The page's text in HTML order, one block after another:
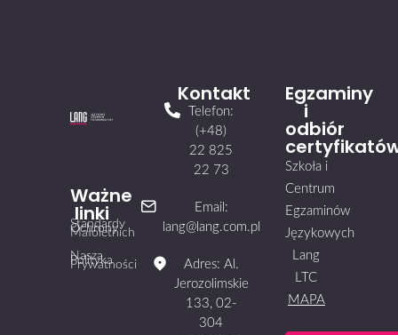
Ważne
linki
Standardy
Ochrony
Małoletnich
Nasza
Polityka
Prywatności
Kontakt
Telefon:
(+48)
22 825
22 73
Email:
lang@lang.com.pl
Adres: Al.
Jerozolimskie
133, 02-
304
Egzaminy
i
odbiór
Szkoła i
Centrum
Egzaminów
Językowych
Lang
LTC
MAPA